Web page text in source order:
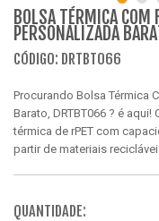
BOLSA TÉRMICA COM
PERSONALIZADA
CÓDIGO: DRTBT066
Procurando Bolsa Térmica
Barato, DRTBT066 ? é
térmica de rPET com
partir de materiais
QUANTIDADE: